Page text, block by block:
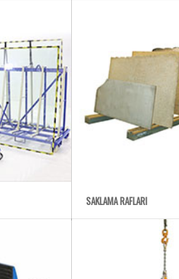
SAKLAMA RAFLARI